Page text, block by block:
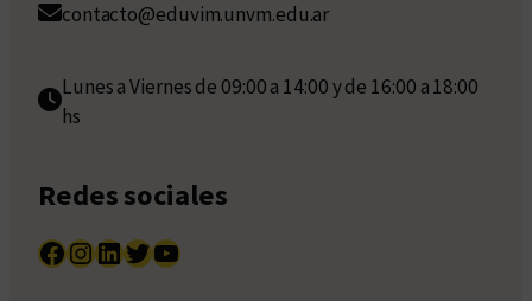
contacto@eduvim.unvm.edu.ar
Lunes a Viernes de 09:00 a 14:00 y de 16:00 a 18:00
hs
Redes sociales
Facebook InstagramLinkedIn Twitter YouTube